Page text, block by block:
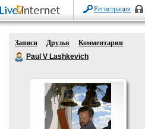
Регистрация
Записи Друзья
Комментарии
Paul V Lashkevich